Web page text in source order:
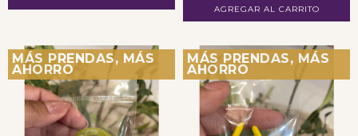
MÁS PRENDAS, MÁS
AHORRO
MÁS PRENDAS, MÁS
AHORRO